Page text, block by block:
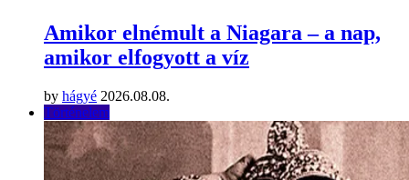
Amikor elnémult a Niagara – a nap,
amikor elfogyott a víz
by hágyé 2026.08.08.
Történelem